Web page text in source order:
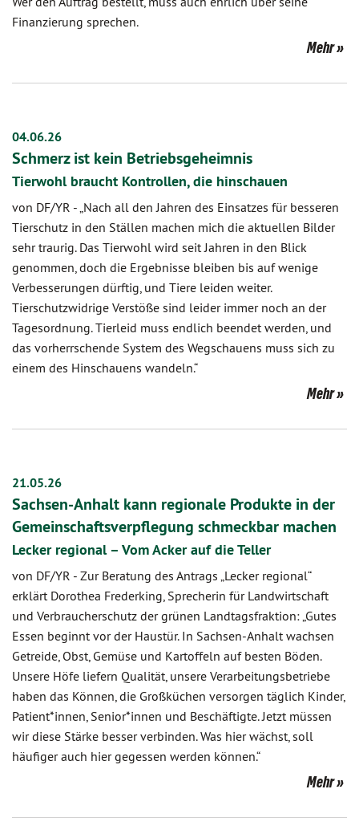
Finanzierung sprechen.
Mehr
04.06.26
Schmerz ist kein Betriebsgeheimnis
Tierwohl braucht Kontrollen, die hinschauen
von DF/YR -„Nach all den Jahren des Einsatzes für besseren
Tierschutz in den Ställen machen mich die aktuellen Bilder
sehr traurig. Das Tierwohl wird seit Jahren in den Blick
genommen, doch die Ergebnisse bleiben bis auf wenige
Verbesserungen dürftig, und Tiere leiden weiter.
Tierschutzwidrige Verstöße sind leider immer noch an der
Tagesordnung. Tierleid muss endlich beendet werden, und
das vorherrschende System des Wegschauens muss sich zu
einem des Hinschauens wandeln.“
Mehr
21.05.26
Sachsen-Anhalt kann regionale Produkte in der
Gemeinschaftsverpflegung schmeckbar machen
Lecker regional – Vom Acker auf die Teller
von DF/YR - Zur Beratung des Antrags „Lecker regional“
erklärt Dorothea Frederking, Sprecherin für Landwirtschaft
und Verbraucherschutz der grünen Landtagsfraktion: „Gutes
Essen beginnt vor der Haustür. In Sachsen-Anhalt wachsen
Getreide, Obst, Gemüse und Kartoffeln auf besten Böden.
Unsere Höfe liefern Qualität, unsere Verarbeitungsbetriebe
haben das Können, die Großküchen versorgen täglich Kinder,
Patient*innen, Senior*innen und Beschäftigte. Jetzt müssen
wir diese Stärke besser verbinden. Was hier wächst, soll
häufiger auch hier gegessen werden können.“
Mehr